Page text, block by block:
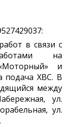
в связи с
на
и
подача ХВС. В
между
ул.
ул.